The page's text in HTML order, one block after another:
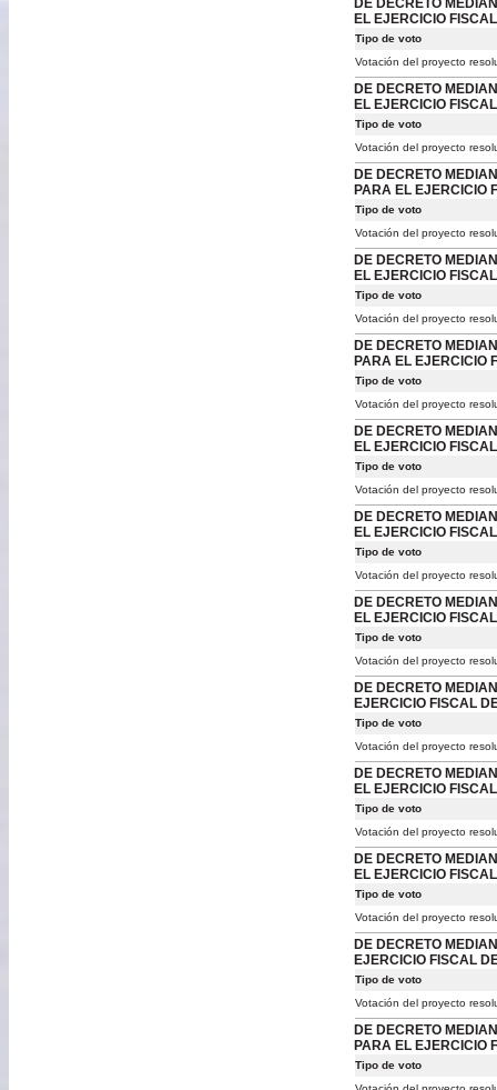
DE DECRETO
EL EJERCICIO
Tipo de voto
Votación del proyecto
DE DECRETO
EL EJERCICIO
Tipo de voto
Votación del proyecto
DE DECRETO
PARA EL EJERCICIO
Tipo de voto
Votación del proyecto
DE DECRETO
EL EJERCICIO
Tipo de voto
Votación del proyecto
DE DECRETO
PARA EL EJERCICIO
Tipo de voto
Votación del proyecto
DE DECRETO
EL EJERCICIO
Tipo de voto
Votación del proyecto
DE DECRETO
EL EJERCICIO
Tipo de voto
Votación del proyecto
DE DECRETO
EL EJERCICIO
Tipo de voto
Votación del proyecto
DE DECRETO
EJERCICIO FISCAL
Tipo de voto
Votación del proyecto
DE DECRETO
EL EJERCICIO
Tipo de voto
Votación del proyecto
DE DECRETO
EL EJERCICIO
Tipo de voto
Votación del proyecto
DE DECRETO
EJERCICIO FISCAL
Tipo de voto
Votación del proyecto
DE DECRETO
PARA EL EJERCICIO
Tipo de voto